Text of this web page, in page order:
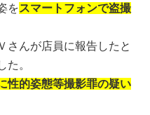
をスマートフォンで盗撮
さんが店員に報告したと
た。
性的姿態等撮影罪の疑い